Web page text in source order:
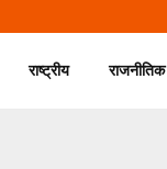
राष्ट्रीय राजनीतिक